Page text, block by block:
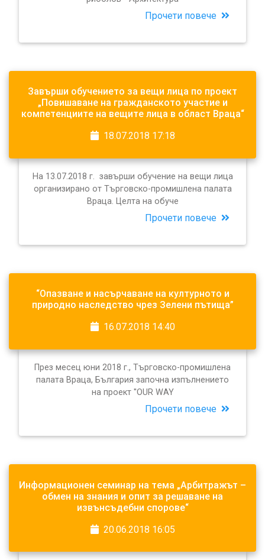
Прочети повече
Завърши обучението за вещи лица по проект
„Повишаване на гражданското участие и
компетенциите на вещите лица в област Враца“
18.07.2018 17:18
На 13.07.2018 г. завърши обучение на вещи лица
организирано от Търговско-промишлена палата
Враца. Целта на обуче
Прочети повече
“Опазване и насърчаване на културното и
природно наследство чрез Зелени пътища”
16.07.2018 14:40
През месец юни 2018 г., Търговско-промишлена
палата Враца, България започна изпълнението
на проект ''OUR WAY
Прочети повече
Информационен семинар на тема „Арбитражът –
обмен на знания и опит за решаване на
извънсъдебни спорове“
20.06.2018 16:05